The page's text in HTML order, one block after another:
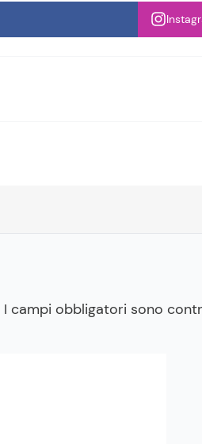
I campi obbligatori sono